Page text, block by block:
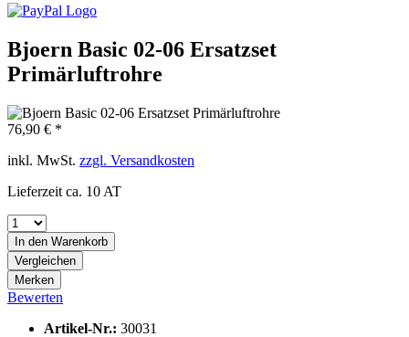
Bjoern Basic 02-06 Ersatzset
Primärluftrohre
76,90 € *
inkl. MwSt. zzgl. Versandkosten
Lieferzeit ca. 10 AT
In den Warenkorb
Vergleichen
Merken
Bewerten
Artikel-Nr.: 30031